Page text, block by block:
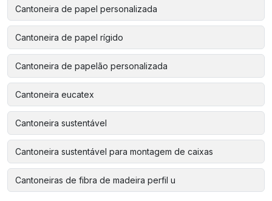
Cantoneira de papel personalizada
Cantoneira de papel rígido
Cantoneira de papelão personalizada
Cantoneira eucatex
Cantoneira sustentável
Cantoneira sustentável para montagem de caixas
Cantoneiras de fibra de madeira perfil u